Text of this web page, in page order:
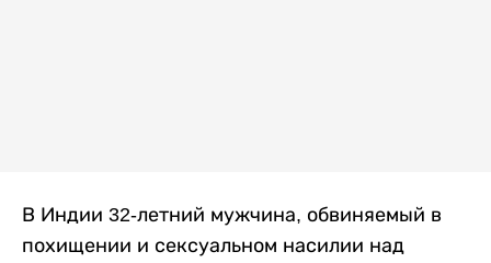
В Индии 32-летний мужчина, обвиняемый в
похищении и сексуальном насилии над